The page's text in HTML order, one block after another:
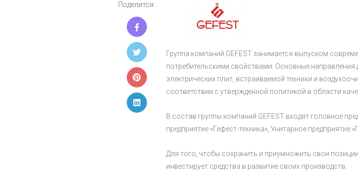
Группа компаний GEFEST занимается выпуском
потребительскими свойствами. Основные направления
электрических плит, встраиваемой техники и
соответствии с утвержденной политикой в области
В состав группы компаний GEFEST входят головное
предприятие «Гефест-техника», Унитарное предприятие
Для того, чтобы сохранить и приумножить свои
инвестирует средства в развитие своих производств.
Поделится: